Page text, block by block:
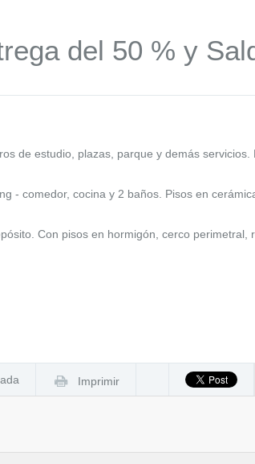
del 50 % y
de estudio, plazas, parque y demás servicios.
- comedor, cocina y 2 baños. Pisos en
Con pisos en hormigón, cerco perimetral,
Imprimir